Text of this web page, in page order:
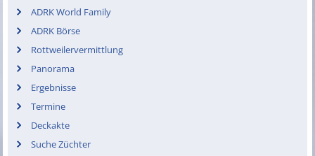
ADRK World Family
ADRK Börse
Rottweilervermittlung
Panorama
Ergebnisse
Termine
Deckakte
Suche Züchter